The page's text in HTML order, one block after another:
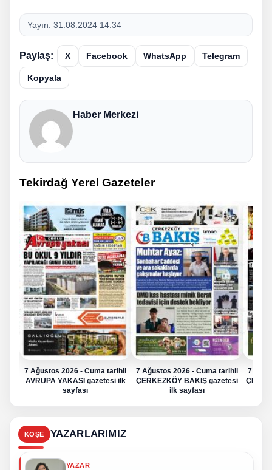
Yayın: 31.08.2024 14:34
Paylaş: X Facebook WhatsApp Telegram
Kopyala
Haber Merkezi
Tekirdağ Yerel Gazeteler
7 Ağustos 2026 - Cuma tarihli
AVRUPA YAKASI gazetesi ilk
sayfası
7 Ağustos 2026 - Cuma tarihli
ÇERKEZKÖY BAKIŞ gazetesi
ilk sayfası
7
KÖŞE YAZARLARIMIZ
YAZAR